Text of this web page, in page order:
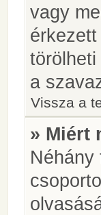
vagy
a
Vissza a
» Miért
Néhány